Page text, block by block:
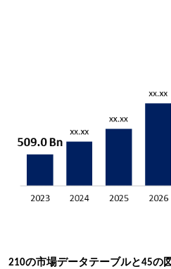
210の市場データテーブルと45の